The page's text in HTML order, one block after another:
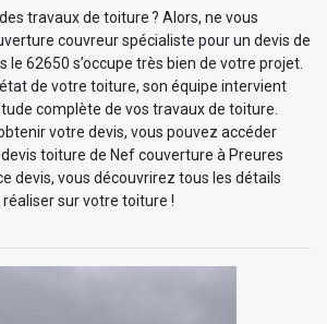
travaux de toiture ? Alors, ne vous
couvreur spécialiste pour un devis de
le 62650 s’occupe très bien de votre projet.
de votre toiture, son équipe intervient
complète de vos travaux de toiture.
votre devis, vous pouvez accéder
toiture de Nef couverture à Preures
devis, vous découvrirez tous les détails
sur votre toiture !